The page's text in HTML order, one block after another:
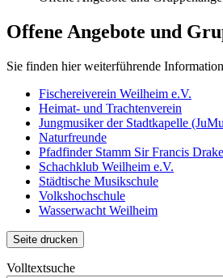
Offene Angebote und
Sie finden hier weiterführende
Fischereiverein Weilheim e.V.
Heimat- und Trachtenverein
Jungmusiker der Stadtkapelle
Naturfreunde
Pfadfinder Stamm Sir Francis
Schachklub Weilheim e.V.
Städtische Musikschule
Volkshochschule
Wasserwacht Weilheim
Seite drucken
Volltextsuche